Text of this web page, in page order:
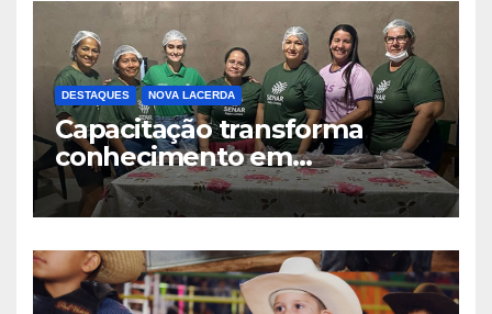
DESTAQUES NOVA LACERDA
Capacitação transforma
conhecimento em
oportunidades em Nova
Lacerda